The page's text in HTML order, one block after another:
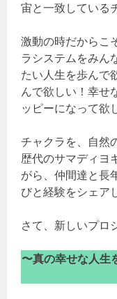
宙と一致している
激動の時だからこ
ラシステムをみん
たい人生を歩んで
んで欲しい！幸せ
ッピーになって欲
チャクラを、自然
歴代のサマディヨ
がら、仲間達と長
びと経験をシェア
さて、新しいプロ
〜真の幸せな人生